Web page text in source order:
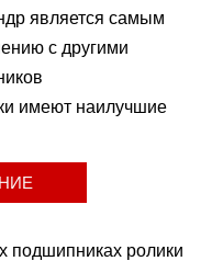
является самым
с другими
имеют наилучшие
подшипниках ролики